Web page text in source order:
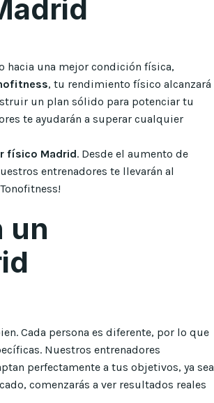
hacia una mejor condición física,
, tu rendimiento físico alcanzará
un plan sólido para potenciar tu
te ayudarán a superar cualquier
físico Madrid. Desde el aumento de
entrenadores te llevarán al
un
Cada persona es diferente, por lo que
Nuestros entrenadores
perfectamente a tus objetivos, ya sea
comenzarás a ver resultados reales